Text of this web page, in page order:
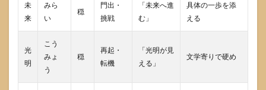
未
来
みら
い
穏
門出・
挑戦
「未来へ進
む」
具体の一歩を添
える
光
明
こう
みょ
う
穏
再起・
転機
「光明が見
える」
文学寄りで硬め